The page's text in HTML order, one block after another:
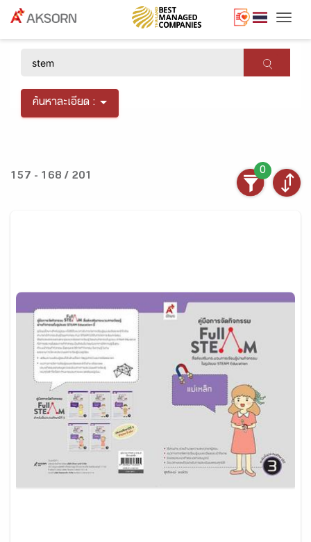
ค้นหาละเอียด :
157 - 168 / 201
0